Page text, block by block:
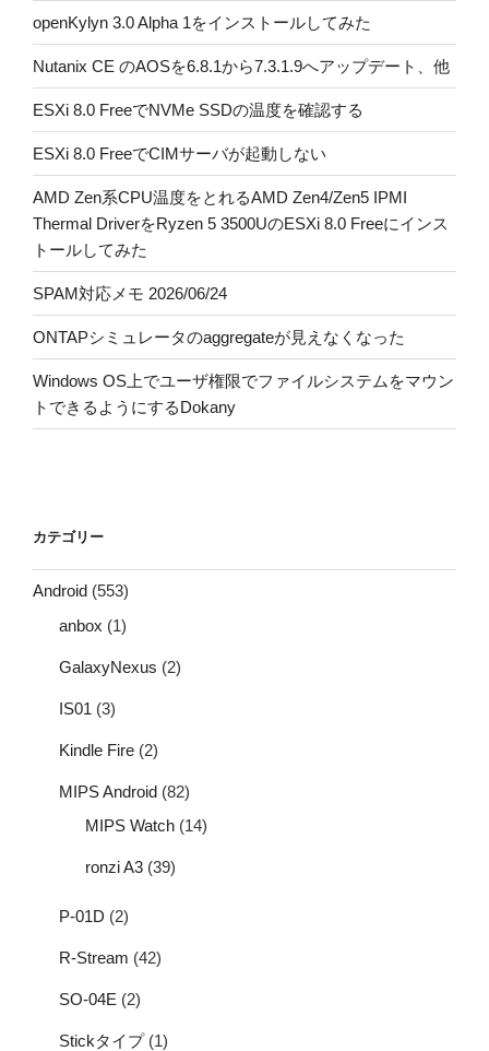
openKylyn 3.0 Alpha 1をインストールしてみた
Nutanix CE のAOSを6.8.1から7.3.1.9へアップデート、他
ESXi 8.0 FreeでNVMe SSDの温度を確認する
ESXi 8.0 FreeでCIMサーバが起動しない
AMD Zen系CPU温度をとれるAMD Zen4/Zen5 IPMI
Thermal DriverをRyzen 5 3500UのESXi 8.0 Freeにインス
トールしてみた
SPAM対応メモ 2026/06/24
ONTAPシミュレータのaggregateが見えなくなった
Windows OS上でユーザ権限でファイルシステムをマウン
トできるようにするDokany
カテゴリー
Android (553)
anbox (1)
GalaxyNexus (2)
IS01 (3)
Kindle Fire (2)
MIPS Android (82)
MIPS Watch (14)
ronzi A3 (39)
P-01D (2)
R-Stream (42)
SO-04E (2)
Stickタイプ(1)